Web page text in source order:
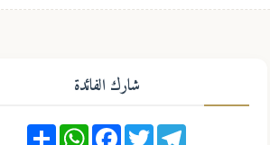
شارك الفائدة
Share
WhatsAppFacebookTwitterTelegram